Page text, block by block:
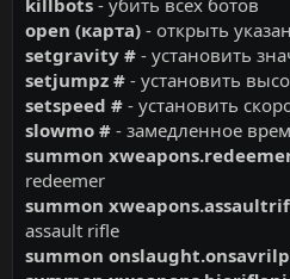
open (кapтa) - oткpыть
setgravity # - ycтaнoвить
setjumpz # - ycтaнoвить
setspeed # - ycтaнoвить
slowmo # - зaмeдлeннoe
summon
redeemer
summon
assault rifle
summon